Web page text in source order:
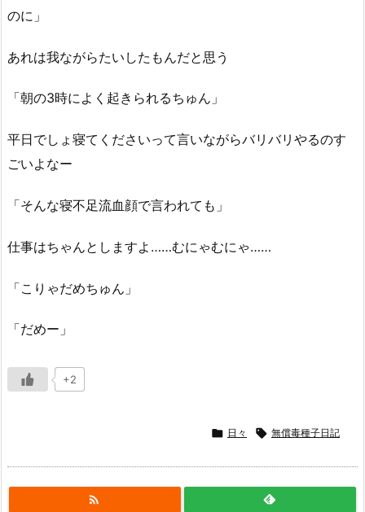
のに」
あれは我ながらたいしたもんだと思う
「朝の3時によく起きられるちゅん」
平日でしょ寝てくださいって言いながらバリバリやるのす
ごいよなー
「そんな寝不足流血顔で言われても」
仕事はちゃんとしますよ……むにゃむにゃ……
「こりゃだめちゅん」
「だめー」
+2
 日々  無償毒種子日記
